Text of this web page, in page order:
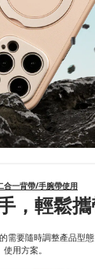
合一背帶/手腕帶使用
，輕鬆
需要隨時調整產品型
使用方案。